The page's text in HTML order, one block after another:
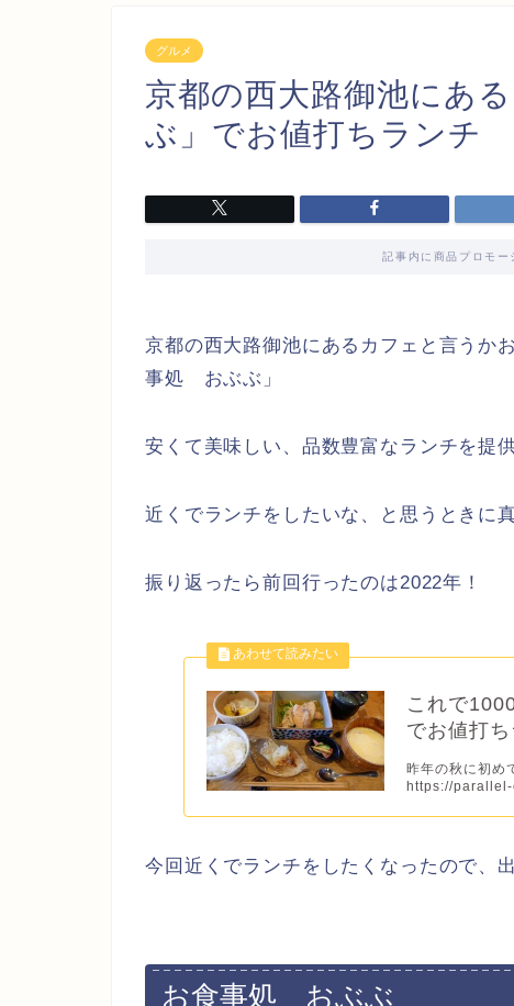
グルメ
京都の西大路御池にあ
ぶ」でお値打ちランチ
記事内に商品プロモ
京都の西大路御池にあるカフェと言うか
事処 おぶぶ」
安くて美味しい、品数豊富なランチを提
近くでランチをしたいな、と思うときに
振り返ったら前回行ったのは2022年！
これで
でお値打
昨年の秋に初め
https://
今回近くでランチをしたくなったので、
お食事処 おぶぶ